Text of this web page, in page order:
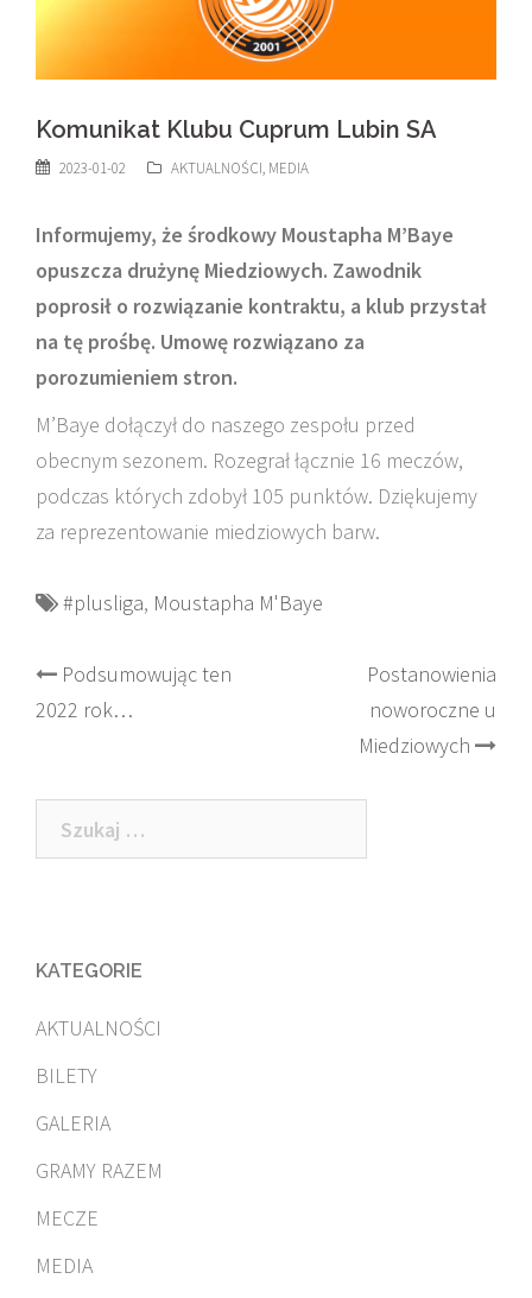
Komunikat Klubu Cuprum Lubin SA
2023-01-02 AKTUALNOŚCI, MEDIA
Informujemy, że środkowy Moustapha M’Baye
opuszcza drużynę Miedziowych. Zawodnik
poprosił o rozwiązanie kontraktu, a klub przystał
na tę prośbę. Umowę rozwiązano za
porozumieniem stron.
M’Baye dołączył do naszego zespołu przed
obecnym sezonem. Rozegrał łącznie 16 meczów,
podczas których zdobył 105 punktów. Dziękujemy
za reprezentowanie miedziowych barw.
#plusliga, Moustapha M'Baye
Post
navigation
Podsumowując ten
2022 rok…
Postanowienia
noworoczne u
Miedziowych
Szukaj:
KATEGORIE
AKTUALNOŚCI
BILETY
GALERIA
GRAMY RAZEM
MECZE
MEDIA